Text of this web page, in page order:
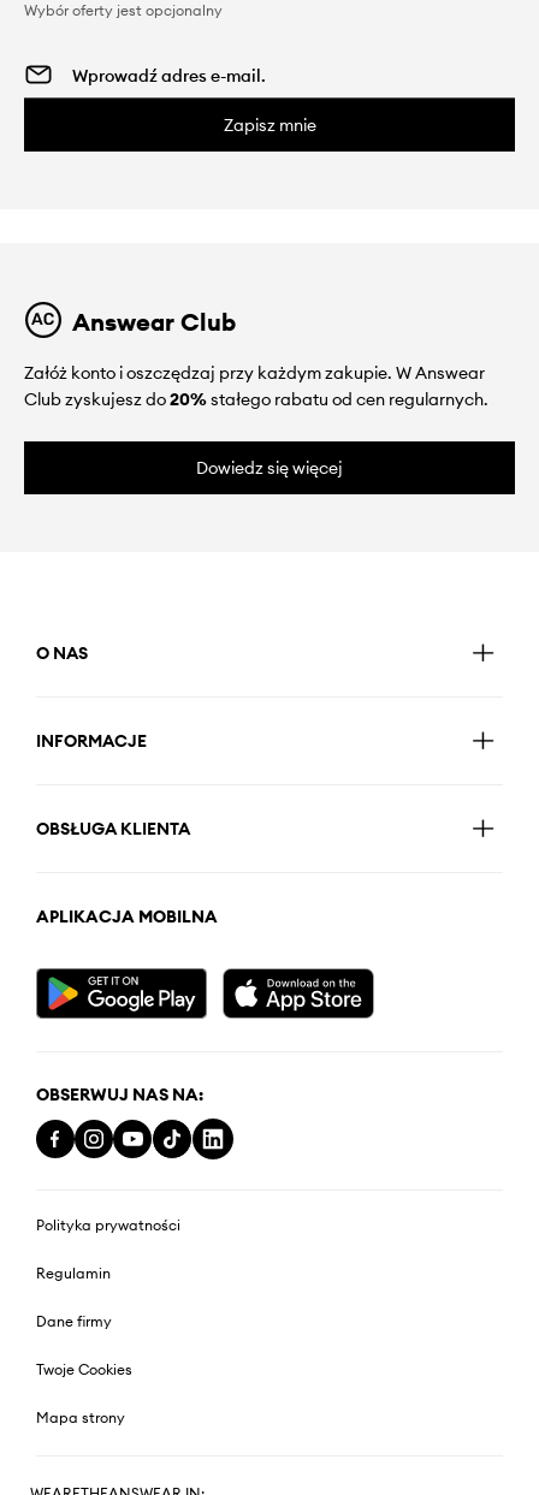
Wybór oferty jest opcjonalny
Zapisz mnie
Answear Club
Załóż konto i oszczędzaj przy każdym zakupie. W Answear
Club zyskujesz do20%stałego rabatu od cen regularnych.
Dowiedz się więcej
O NAS
INFORMACJE
OBSŁUGA KLIENTA
APLIKACJA MOBILNA
OBSERWUJ NAS NA:
Polityka prywatności
Regulamin
Dane firmy
Twoje Cookies
Mapa strony